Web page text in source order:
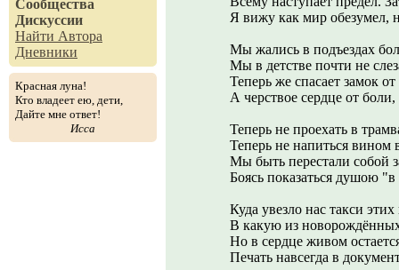
Сообщества
Дискуссии
Найти Автора
Дневники
Красная луна!
Кто владеет ею, дети,
Дайте мне ответ!
Исса
Я вижу как мир обезумел,
Мы жались в подъездах
Мы в детстве почти не
Теперь же спасает замок
А черствое сердце от
Теперь не проехать в
Теперь не напиться вином
Мы быть перестали собой
Боясь показаться душою
Куда увезло нас такси
В какую из
Но в сердце живом
Печать навсегда в